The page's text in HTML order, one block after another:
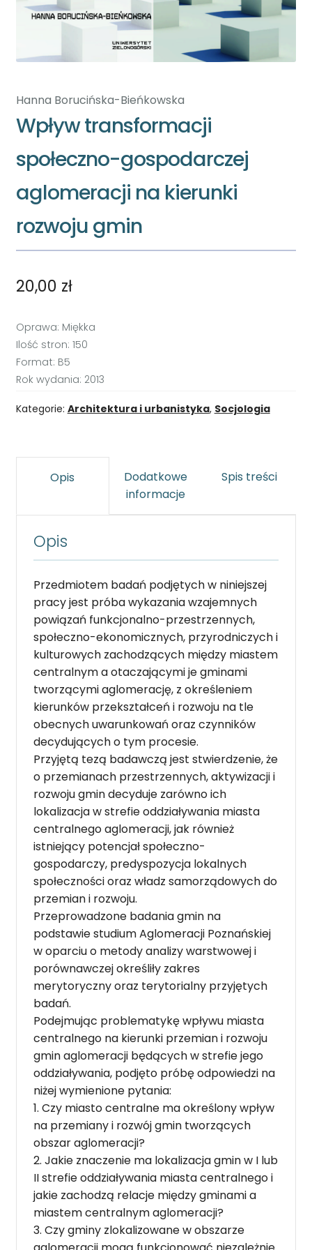
Hanna Borucińska-Bieńkowska
Wpływ transformacji
społeczno-gospodarczej
aglomeracji na kierunki
rozwoju gmin
20,00 zł
Oprawa: Miękka
Ilość stron: 150
Format: B5
Rok wydania: 2013
Kategorie: Architektura i urbanistyka, Socjologia
Opis
Dodatkowe
informacje
Spis treści
Opis
Przedmiotem badań podjętych w niniejszej
pracy jest próba wykazania wzajemnych
powiązań funkcjonalno-przestrzennych,
społeczno-ekonomicznych, przyrodniczych i
kulturowych zachodzących między miastem
centralnym a otaczającymi je gminami
tworzącymi aglomerację, z określeniem
kierunków przekształceń i rozwoju na tle
obecnych uwarunkowań oraz czynników
decydujących o tym procesie.
Przyjętą tezą badawczą jest stwierdzenie, że
o przemianach przestrzennych, aktywizacji i
rozwoju gmin decyduje zarówno ich
lokalizacja w strefie oddziaływania miasta
centralnego aglomeracji, jak również
istniejący potencjał społeczno-
gospodarczy, predyspozycja lokalnych
społeczności oraz władz samorządowych do
przemian i rozwoju.
Przeprowadzone badania gmin na
podstawie studium Aglomeracji Poznańskiej
w oparciu o metody analizy warstwowej i
porównawczej określiły zakres
merytoryczny oraz terytorialny przyjętych
badań.
Podejmując problematykę wpływu miasta
centralnego na kierunki przemian i rozwoju
gmin aglomeracji będących w strefie jego
oddziaływania, podjęto próbę odpowiedzi na
niżej wymienione pytania:
1. Czy miasto centralne ma określony wpływ
na przemiany i rozwój gmin tworzących
obszar aglomeracji?
2. Jakie znaczenie ma lokalizacja gmin w I lub
II strefie oddziaływania miasta centralnego i
jakie zachodzą relacje między gminami a
miastem centralnym aglomeracji?
3. Czy gminy zlokalizowane w obszarze